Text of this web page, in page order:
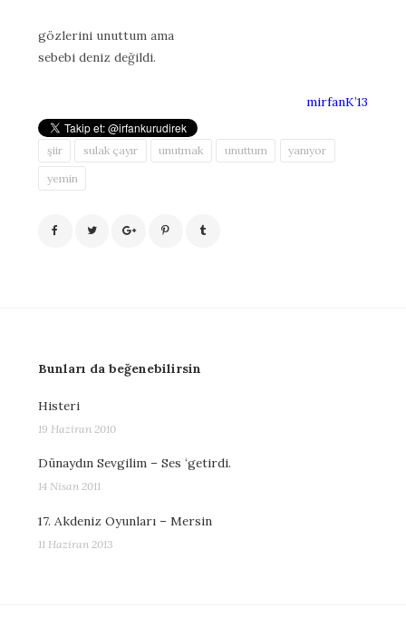
gözlerini unuttum ama
sebebi deniz değildi.
mirfanK’13
şiir sulak çayır unutmak unuttum yanıyor
yemin
Bunları da beğenebilirsin
Histeri
19 Haziran 2010
Dünaydın Sevgilim – Ses ‘getirdi.
14 Nisan 2011
17. Akdeniz Oyunları – Mersin
11 Haziran 2013